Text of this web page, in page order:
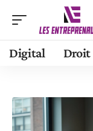
Digital Droit